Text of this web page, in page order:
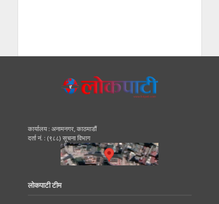
कार्यालय : अनामनगर, काठमाडाैं
दर्ता नं. : (९८८) सूचना विभाग
लोकपाटी टीम